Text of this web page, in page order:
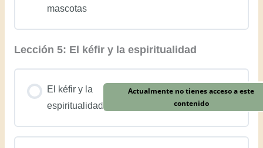
mascotas
Lección 5: El kéfir y la espiritualidad
El kéfir y la
espiritualidad
Actualmente no tienes acceso a este
contenido